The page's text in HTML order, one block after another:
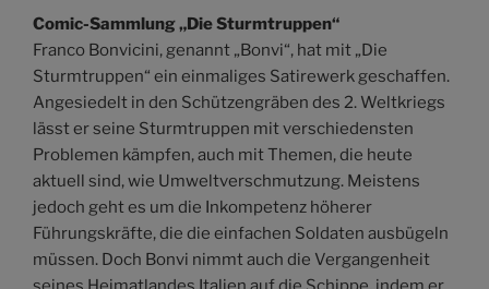
Comic-Sammlung „Die Sturmtruppen“
Franco Bonvicini, genannt „Bonvi“, hat mit „Die
Sturmtruppen“ ein einmaliges Satirewerk geschaffen.
Angesiedelt in den Schützengräben des 2. Weltkriegs
lässt er seine Sturmtruppen mit verschiedensten
Problemen kämpfen, auch mit Themen, die heute
aktuell sind, wie Umweltverschmutzung. Meistens
jedoch geht es um die Inkompetenz höherer
Führungskräfte, die die einfachen Soldaten ausbügeln
müssen. Doch Bonvi nimmt auch die Vergangenheit